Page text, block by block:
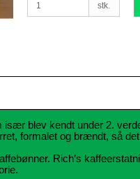
stk.
blev kendt under 2.
formalet og brændt, så
Rich’s